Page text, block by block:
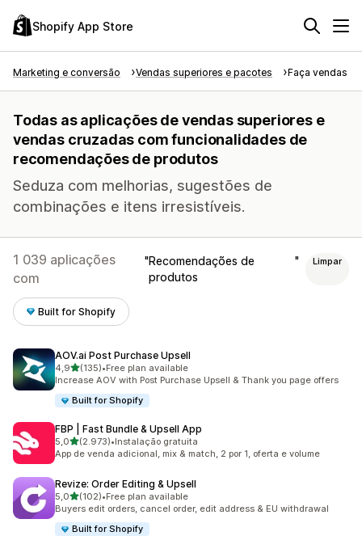
Shopify App Store
Marketing e conversão Vendas superiores e pacotes Faça vendas
Todas as aplicações de vendas superiores e
vendas cruzadas com funcionalidades de
recomendações de produtos
Seduza com melhorias, sugestões de
combinações e itens irresistíveis.
1 039 aplicações
com
Recomendações de
produtos
Limpar
Built for Shopify
AOV.ai Post Purchase Upsell
4,9de 5 estrelas
(135)
135 total de avaliações
•Free plan available
Increase AOV with Post Purchase Upsell & Thank you page offers
Built for Shopify
FBP | Fast Bundle & Upsell App
5,0de 5 estrelas
(2.973)
2973 total de avaliações
•Instalação gratuita
App de venda adicional, mix & match, 2 por 1, oferta e volume
Revize: Order Editing & Upsell
5,0de 5 estrelas
(102)
102 total de avaliações
•Free plan available
Buyers edit orders, cancel order, edit address & EU withdrawal
Built for Shopify